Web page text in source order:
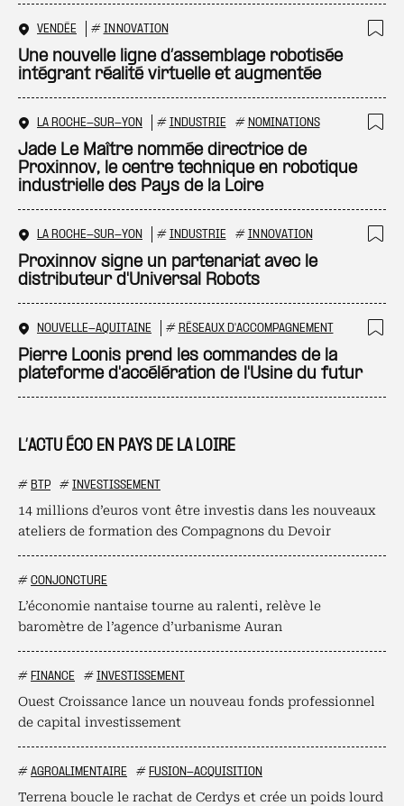
L’ACTU ÉCO EN PAYS DE LA LOIRE
# BTP # INVESTISSEMENT
14 millions d’euros vont être investis dans les nouveaux
ateliers de formation des Compagnons du Devoir
# CONJONCTURE
L’économie nantaise tourne au ralenti, relève le
baromètre de l’agence d’urbanisme Auran
# FINANCE # INVESTISSEMENT
Ouest Croissance lance un nouveau fonds professionnel
de capital investissement
# AGROALIMENTAIRE # FUSION-ACQUISITION
Terrena boucle le rachat de Cerdys et crée un poids lourd
VENDÉE # INNOVATION
Une nouvelle ligne d’assemblage robotisée
intégrant réalité virtuelle et augmentée
LA ROCHE-SUR-YON # INDUSTRIE # NOMINATIONS
Jade Le Maître nommée directrice de
Proxinnov, le centre technique en robotique
industrielle des Pays de la Loire
LA ROCHE-SUR-YON # INDUSTRIE # INNOVATION
Proxinnov signe un partenariat avec le
distributeur d'Universal Robots
NOUVELLE-AQUITAINE # RÉSEAUX D'ACCOMPAGNEMENT
Pierre Loonis prend les commandes de la
plateforme d'accélération de l'Usine du futur